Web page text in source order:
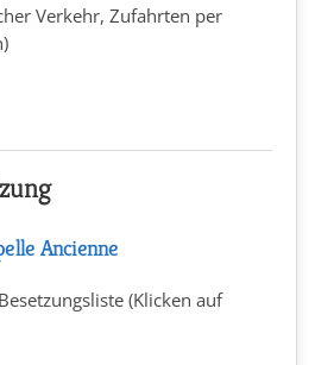
Verkehr, Zufahrten per
Ancienne
(Klicken auf